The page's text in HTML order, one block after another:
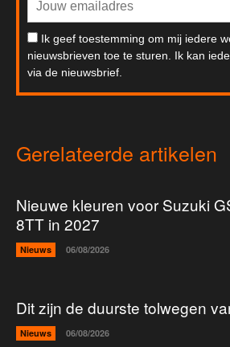
Ik geef toestemming om mij iedere
nieuwsbrieven toe te sturen. Ik kan
via de nieuwsbrief.
Gerelateerde artikelen
Nieuwe kleuren voor Suzuki
8TT in 2027
Nieuws 06/08/2026
Dit zijn de duurste tolwegen
Nieuws 06/08/2026